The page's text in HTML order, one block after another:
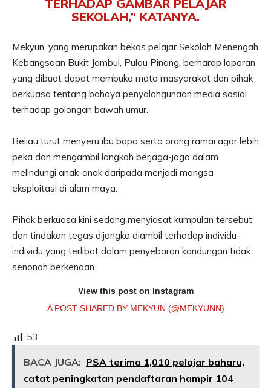
TERHADAP GAMBAR PELAJAR
SEKOLAH,” KATANYA.
Mekyun, yang merupakan bekas pelajar Sekolah Menengah
Kebangsaan Bukit Jambul, Pulau Pinang, berharap laporan
yang dibuat dapat membuka mata masyarakat dan pihak
berkuasa tentang bahaya penyalahgunaan media sosial
terhadap golongan bawah umur.
Beliau turut menyeru ibu bapa serta orang ramai agar lebih
peka dan mengambil langkah berjaga-jaga dalam
melindungi anak-anak daripada menjadi mangsa
eksploitasi di alam maya.
Pihak berkuasa kini sedang menyiasat kumpulan tersebut
dan tindakan tegas dijangka diambil terhadap individu-
individu yang terlibat dalam penyebaran kandungan tidak
senonoh berkenaan.
View this post on Instagram
A POST SHARED BY MEKYUN (@MEKYUNN)
53
BACA JUGA: PSA terima 1,010 pelajar baharu,
catat peningkatan pendaftaran hampir 104